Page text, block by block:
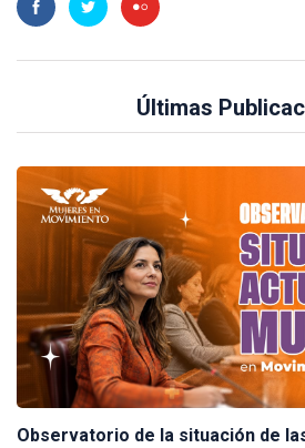
Últimas
Observatorio de la situación de